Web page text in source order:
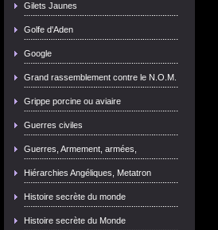
Gilets Jaunes
Golfe d'Aden
Google
Grand rassemblement contre le N.O.M.
Grippe porcine ou aviaire
Guerres civiles
Guerres, Armement, armées,
Hiérarchies Angéliques, Metatron
Histoire secrète du monde
Histoire secrète du Monde